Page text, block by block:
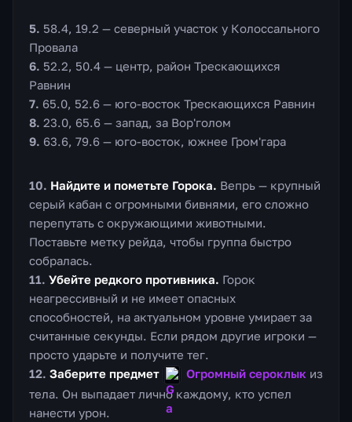
58.4, 19.2 — северный участок у Колоссального
Провала
52.2, 50.4 — центр, район Трескающихся
Равнин
65.0, 52.6 — юго-восток Трескающихся Равнин
23.0, 65.6 — запад, за Вор'голом
63.6, 79.6 — юго-восток, южнее Гром'гара
Найдите и пометьте Горока. Вепрь — крупный
серый кабан с огромными бивнями, его сложно
перепутать с окружающими животными.
Поставьте метку рейда, чтобы группа быстро
собралась.
Убейте редкого противника. Горок
неагрессивный и не имеет опасных
способностей, на актуальном уровне умирает за
считанные секунды. Если рядом другие игроки —
просто ударьте и получите тег.
Заберите предмет
Огромный сероклык из
тела. Он выпадает лично каждому, кто успел
нанести урон.